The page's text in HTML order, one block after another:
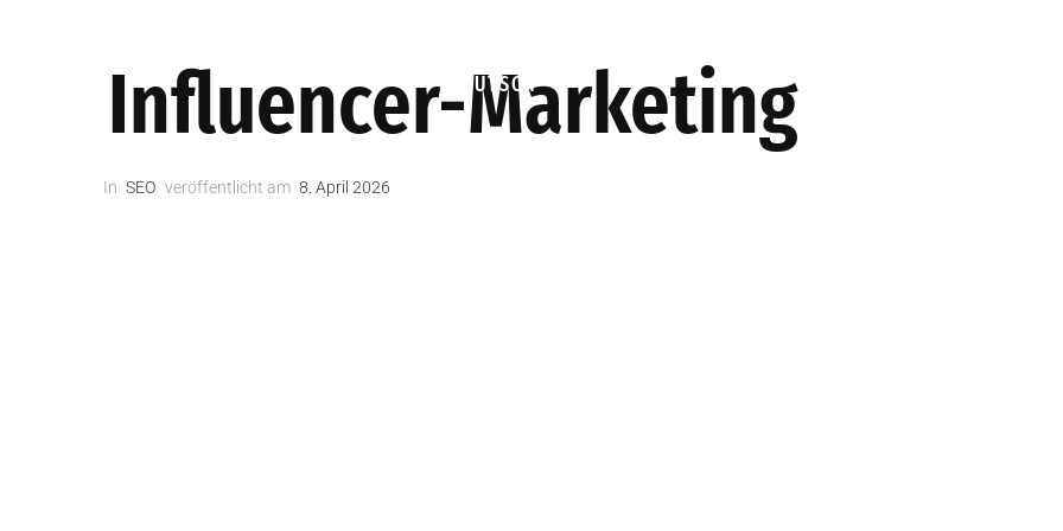
DEUTSCH
Influencer-Marketing
In SEO veröffentlicht am 8. April 2026